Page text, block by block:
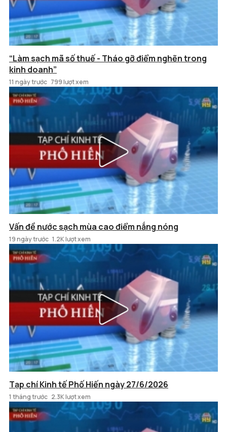
“Làm sạch mã số thuế - Tháo gỡ điểm nghẽn trong
kinh doanh”
11 ngày trước 799 lượt xem
Vấn đề nước sạch mùa cao điểm nắng nóng
19 ngày trước 1.2K lượt xem
Tạp chí Kinh tế Phố Hiến ngày 27/6/2026
1 tháng trước 2.3K lượt xem